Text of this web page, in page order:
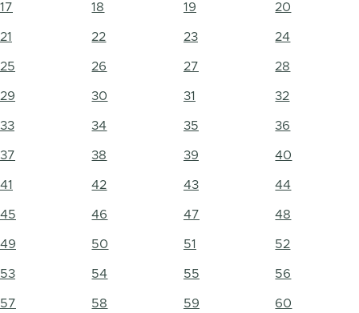
17 18 19 20
21 22 23 24
25 26 27 28
29 30 31 32
33 34 35 36
37 38 39 40
41 42 43 44
45 46 47 48
49 50 51 52
53 54 55 56
57 58 59 60